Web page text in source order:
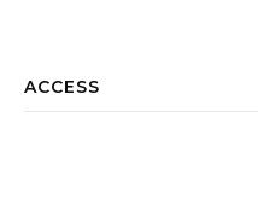
ACCESS